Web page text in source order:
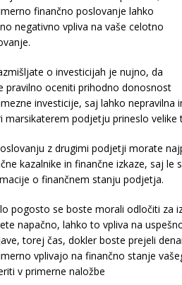
finančno poslovanje lahko
negativno vpliva na vaše celotno
o investicijah je nujno, da
pravilno oceniti prihodno donosnost
investicije, saj lahko
marsikaterem podjetju prineslo velike
z drugimi podjetji morate
kazalnike in finančne izkaze, saj
o finančnem stanju podjetja.
pogosto se boste morali odločiti za
napačno, lahko to vpliva na
torej čas, dokler boste prejeli
vplivajo na finančno stanje
v primerne naložbe